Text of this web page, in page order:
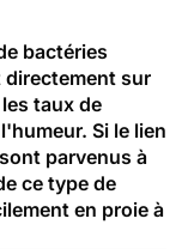
bactéries
sur
taux de
Si le lien
parvenus à
ce type de
en proie à